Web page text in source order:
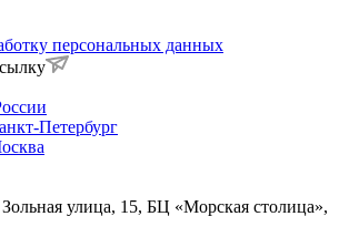
персональных данных
Петербург
улица, 15, БЦ «Морская столица»,